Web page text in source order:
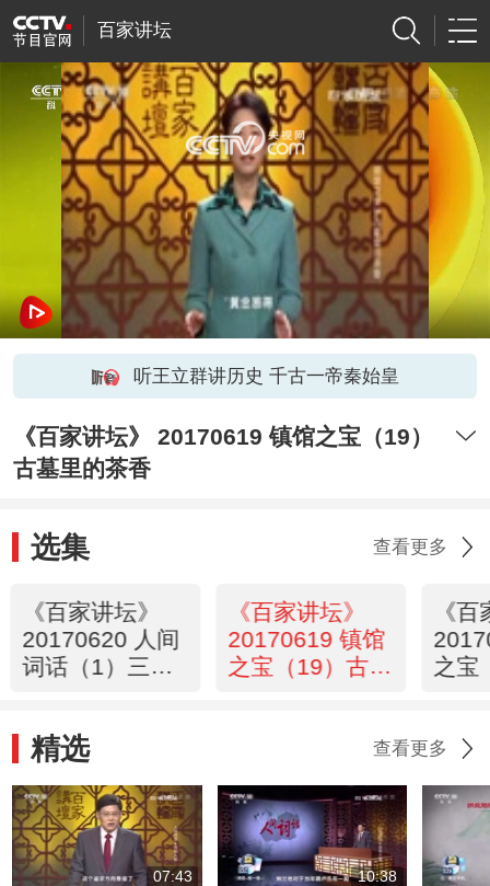
百家讲坛
网络开小差了，请稍后再试
听王立群讲历史 千古一帝秦始皇
《百家讲坛》 20170619 镇馆之宝（19）
古墓里的茶香
选集 查看更多
《百家讲坛》
20170620 人间
词话（1）三种
《百家讲坛》
20170619 镇馆
之宝（19）古墓
《
之宝
精选 查看更多
07:43 10:38